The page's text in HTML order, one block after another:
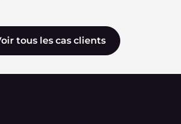
tous les cas clients